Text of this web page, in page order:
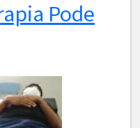
Pode